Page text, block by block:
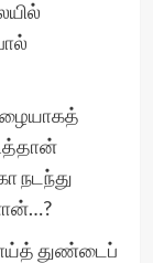
நடந்து
துண்டைப்